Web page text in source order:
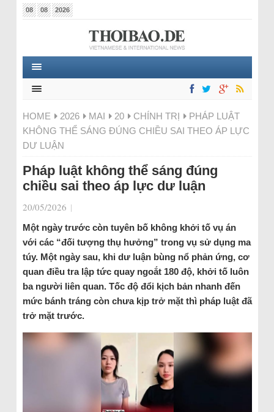
08 08 2026
HOME 2026 MAI 20 CHÍNH TRỊ
PHÁP LUẬT
KHÔNG THỂ SÁNG ĐÚNG CHIỀU SAI THEO ÁP LỰC
DƯ LUẬN
Pháp luật không thể sáng đúng
chiều sai theo áp lực dư luận
20/05/2026 |
Một ngày trước còn tuyên bố không khởi tố vụ án
với các “đối tượng thụ hưởng” trong vụ sử dụng ma
túy. Một ngày sau, khi dư luận bùng nổ phản ứng, cơ
quan điều tra lập tức quay ngoắt 180 độ, khởi tố luôn
ba người liên quan. Tốc độ đổi kịch bản nhanh đến
mức bánh tráng còn chưa kịp trở mặt thì pháp luật đã
trở mặt trước.